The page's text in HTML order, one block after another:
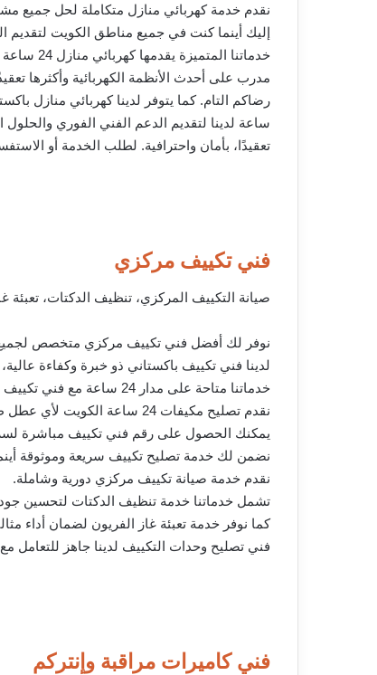
نقدم خدمة كهربائي منازل متكاملة لحل جميع
إليك أينما كنت في جميع مناطق الكويت لتقديم
مدرب على أحدث الأنظمة الكهربائية وأكثرها
ساعة لدينا لتقديم الدعم الفني الفوري
تعقيدًا، بأمان واحترافية. لطلب الخدمة أو
فني تكييف مركزي
صيانة التكييف المركزي، تنظيف الدكتات، تعبئة
نوفر لك أفضل فني تكييف مركزي متخصص
لدينا فني تكييف باكستاني ذو خبرة وكفاءة
خدماتنا متاحة على مدار 24 ساعة مع فني تكييف 24 ساعة.
نقدم تصليح مكيفات 24 ساعة الكويت لأي عطل طارئ.
يمكنك الحصول على رقم فني تكييف مباشرة
نضمن لك خدمة تصليح تكييف سريعة وموثوقة
نقدم خدمة صيانة تكييف مركزي دورية وشاملة.
تشمل خدماتنا خدمة تنظيف الدكتات لتحسين
كما نوفر خدمة تعبئة غاز الفريون لضمان أداء
فني تصليح وحدات التكييف لدينا جاهز للتعامل
فني كاميرات مراقبة وإنتركم